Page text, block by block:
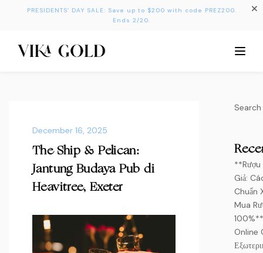
PRESIDENTS’ DAY SALE: Save up to $200 with code PREZ200.
Ends 2/20.
December 16, 2025
The Ship & Pelican:
Jantung Budaya Pub di
Heavitree, Exeter
Search
**Rượu
Giả:
Chuẩn
Mua
100%**
Online